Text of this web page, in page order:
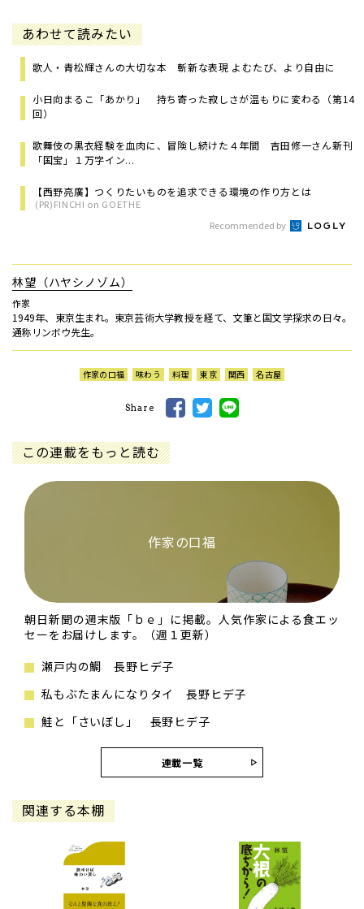
あわせて読みたい
歌人・青松輝さんの大切な本 斬新な表現 よむたび、より自由に
小日向まるこ「あかり」 持ち寄った寂しさが温もりに変わる（第14
回）
歌舞伎の黒衣経験を血肉に、冒険し続けた４年間 吉田修一さん新刊
「国宝」１万字イン...
【西野亮廣】つくりたいものを追求できる環境の作り方とは
(PR)FINCHI on GOETHE
Recommended by
林望（ハヤシノゾム）
作家
1949年、東京生まれ。東京芸術大学教授を経て、文筆と国文学探求の日々。
通称リンボウ先生。
作家の口福 味わう 料理 東京 関西 名古屋
Share
この連載をもっと読む
作家の口福
朝日新聞の週末版「ｂｅ」に掲載。人気作家による食エッ
セーをお届けします。（週１更新）
瀬戸内の鯛 長野ヒデ子
私もぶたまんになりタイ 長野ヒデ子
鮭と「さいぼし」 長野ヒデ子
連載一覧
関連する本棚